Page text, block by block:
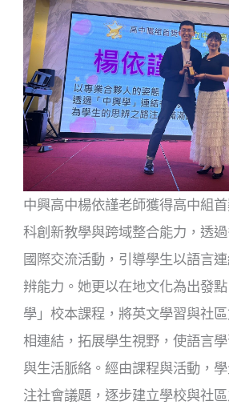
中興高中楊依謹老師獲得高中組
科創新教學與跨域整合能力，透
國際交流活動，引導學生以語言
辨能力。她更以在地文化為出發
學」校本課程，將英文學習與社
相連結，拓展學生視野，使語言
與生活脈絡。經由課程與活動，
注社會議題，逐步建立學校與社